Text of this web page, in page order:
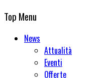
Top Menu
News
Attualità
Eventi
Offerte